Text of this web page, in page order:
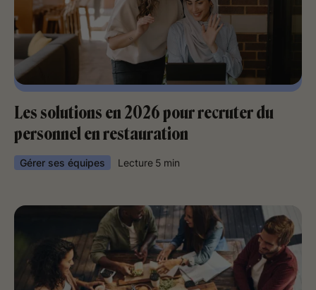
Les solutions en 2026 pour recruter du
personnel en restauration
Gérer ses équipes Lecture 5 min